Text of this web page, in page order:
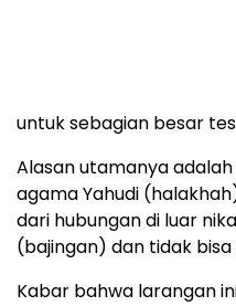
untuk sebagian besar tes
Alasan utamanya
agama Yahudi
dari hubungan di luar
(bajingan) dan tidak
Kabar bahwa larangan